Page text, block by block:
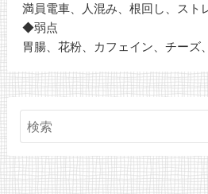
満員電車、人混み、根回し、スト
◆弱点
胃腸、花粉、カフェイン、チーズ